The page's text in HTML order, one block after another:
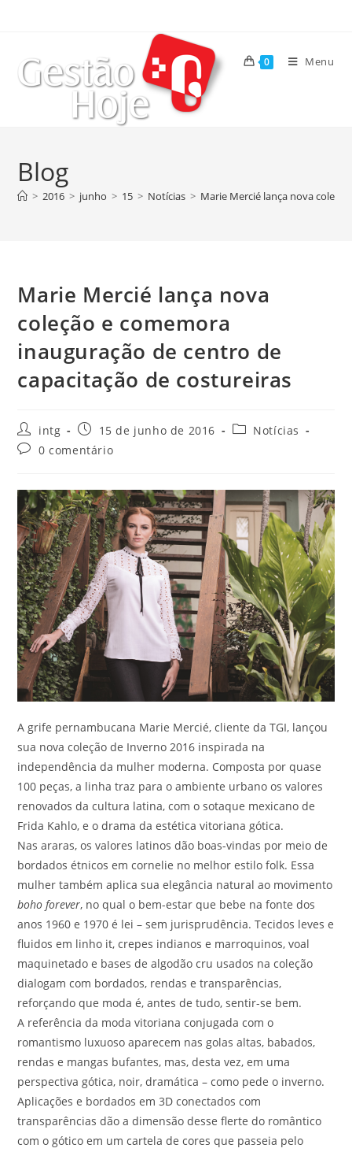
0 Menu
Blog
> 2016 > junho > 15 > Notícias > Marie Mercié lança nova
Marie Mercié lança nova
coleção e comemora
inauguração de centro de
capacitação de costureiras
intg 15 de junho de 2016
Notícias
0 comentário
A grife pernambucana Marie Mercié, cliente da TGI, lançou
sua nova coleção de Inverno 2016 inspirada na
independência da mulher moderna. Composta por quase
100 peças, a linha traz para o ambiente urbano os valores
renovados da cultura latina, com o sotaque mexicano de
Frida Kahlo, e o drama da estética vitoriana gótica.
Nas araras, os valores latinos dão boas-vindas por meio de
bordados étnicos em cornelie no melhor estilo folk. Essa
mulher também aplica sua elegância natural ao movimento
boho forever, no qual o bem-estar que bebe na fonte dos
anos 1960 e 1970 é lei – sem jurisprudência. Tecidos leves e
fluidos em linho it, crepes indianos e marroquinos, voal
maquinetado e bases de algodão cru usados na coleção
dialogam com bordados, rendas e transparências,
reforçando que moda é, antes de tudo, sentir-se bem.
A referência da moda vitoriana conjugada com o
romantismo luxuoso aparecem nas golas altas, babados,
rendas e mangas bufantes, mas, desta vez, em uma
perspectiva gótica, noir, dramática – como pede o inverno.
Aplicações e bordados em 3D conectados com
transparências dão a dimensão desse flerte do romântico
com o gótico em um cartela de cores que passeia pelo